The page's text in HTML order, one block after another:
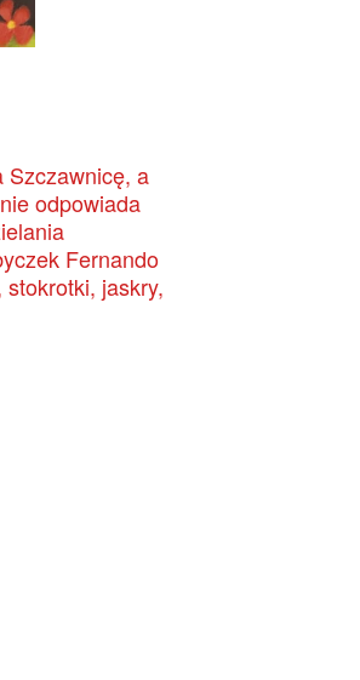
Szczawnicę, a
odpowiada
Fernando
jaskry,